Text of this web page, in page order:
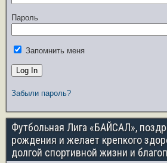
Пароль
Запомнить меня
Забыли пароль?
Футбольная Лига «БАЙСАЛ»,
рождения и желает крепкого
долгой спортивной жизни и